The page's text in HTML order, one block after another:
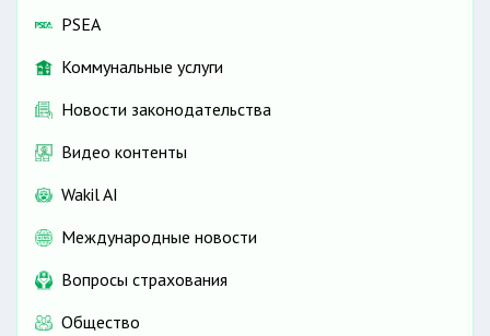
PSEA
Коммунальные услуги
Новости законодательства
Видео контенты
Wakil AI
Международные новости
Вопросы страхования
Общество